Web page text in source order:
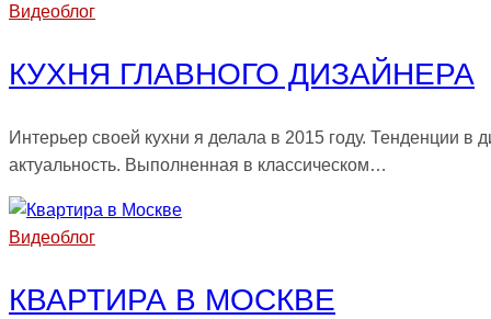
Видеоблог
КУХНЯ ГЛАВНОГО ДИЗАЙНЕРА
Интерьер своей кухни я делала в 2015 году. Тенденции в
актуальность. Выполненная в классическом…
Видеоблог
КВАРТИРА В МОСКВЕ